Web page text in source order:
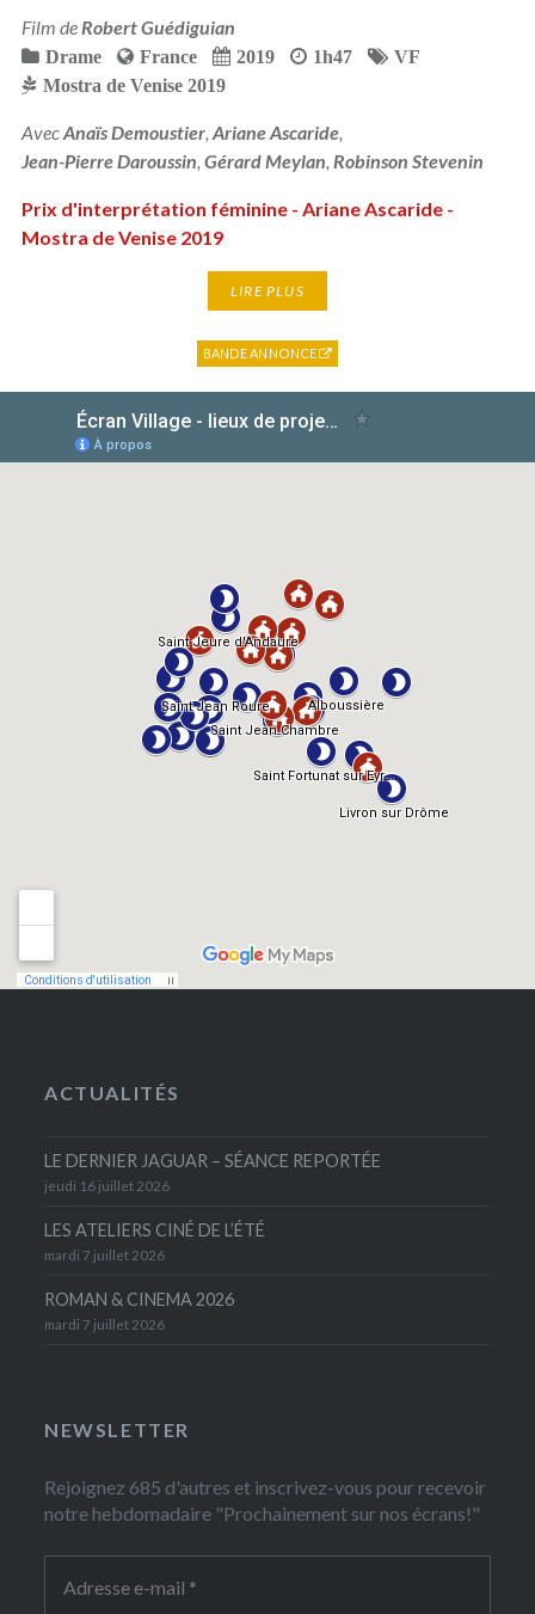
Film deRobert Guédiguian
Drame France 2019 1h47
VF
Mostra de Venise 2019
AvecAnaïs Demoustier, Ariane Ascaride,
Jean-Pierre Daroussin, Gérard Meylan, Robinson Stevenin
Prix d'interprétation féminine - Ariane Ascaride -
Mostra de Venise 2019
LIRE PLUS
BANDE ANNONCE
ACTUALITÉS
LE DERNIER JAGUAR – SÉANCE REPORTÉE
jeudi 16 juillet 2026
LES ATELIERS CINÉ DE L’ÉTÉ
mardi 7 juillet 2026
ROMAN & CINEMA 2026
mardi 7 juillet 2026
NEWSLETTER
Rejoignez 685 d'autres et inscrivez-vous pour recevoir
notre hebdomadaire "Prochainement sur nos écrans!"